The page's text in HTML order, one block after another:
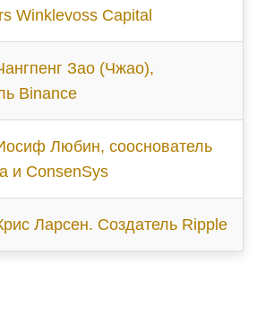
Winklevoss Capital
Зао (Чжао),
Binance
Любин, сооснователь
и ConsenSys
Ларсен. Создатель Ripple